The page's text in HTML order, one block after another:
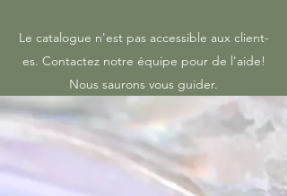
Le catalogue n'est pas accessible aux client-
es. Contactez notre équipe pour de l'aide!
Nous saurons vous guider.